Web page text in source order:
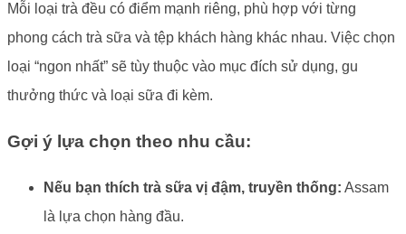
Mỗi loại trà đều có điểm mạnh riêng, phù hợp với từng
phong cách trà sữa và tệp khách hàng khác nhau. Việc chọn
loại “ngon nhất” sẽ tùy thuộc vào mục đích sử dụng, gu
thưởng thức và loại sữa đi kèm.
Gợi ý lựa chọn theo nhu cầu:
Nếu bạn thích trà sữa vị đậm, truyền thống: Assam
là lựa chọn hàng đầu.